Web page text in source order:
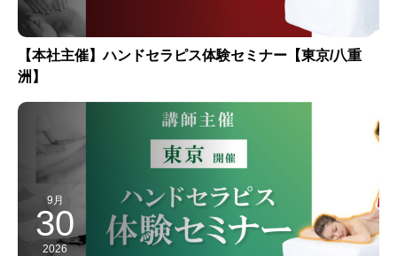
【本社主催】ハンドセラピス体験セミナー【東京/八重
洲】
9月
30
2026